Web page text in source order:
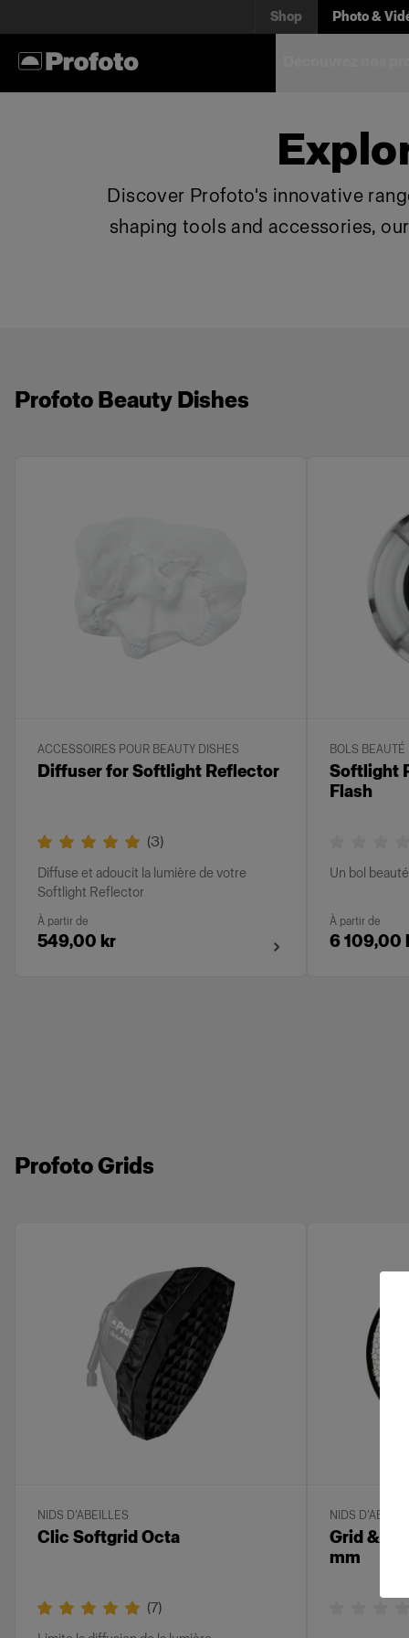
Shop Photo &
Discover Profoto's innovative
shaping tools and accessories,
Profoto Beauty Dishes
ACCESSOIRES POUR BEAUTY DISHES
Diffuser for Softlight Reflector
(3)
Diffuse et adoucit la lumière de votre
Softlight Reflector
À partir de
549,00 kr
BOLS BEAUTÉ
Softlight
Flash
Un bol
À partir de
6 109,00
Profoto Grids
NIDS D’ABEILLES
Clic Softgrid Octa
(7)
NIDS
Grid &
mm